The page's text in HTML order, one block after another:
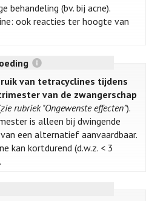
behandeling (bv. bij acne).
ook reacties ter hoogte van
van tetracyclines tijdens
van de zwangerschap
zie rubriek "Ongewenste effecten”).
is alleen bij dwingende
een alternatief aanvaardbaar.
kan kortdurend (d.w.z. < 3